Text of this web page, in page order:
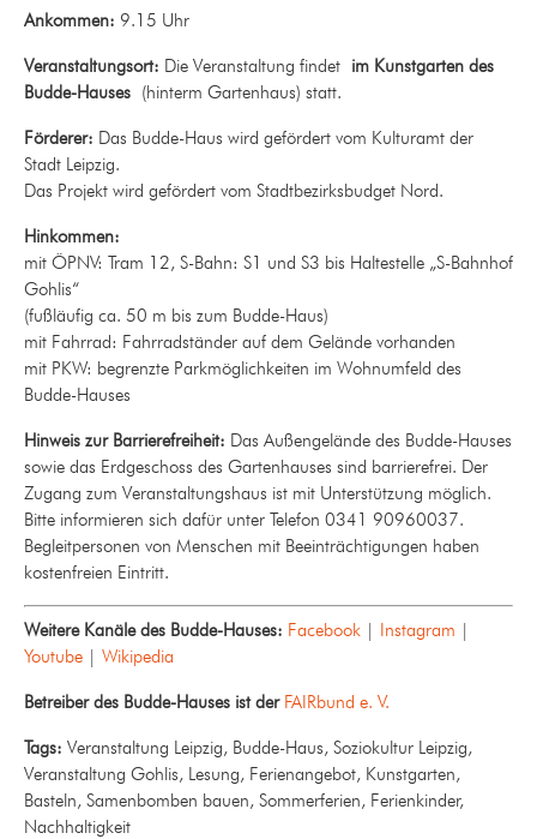
Ankommen: 9.15 Uhr
Veranstaltungsort: Die Veranstaltung findet im Kunstgarten des
Budde-Hauses (hinterm Gartenhaus) statt.
Förderer: Das Budde-Haus wird gefördert vom Kulturamt der
Stadt Leipzig.
Das Projekt wird gefördert vom Stadtbezirksbudget Nord.
Hinkommen:
mit ÖPNV: Tram 12, S-Bahn: S1 und S3 bis Haltestelle „S-Bahnhof
Gohlis“
(fußläufig ca. 50 m bis zum Budde-Haus)
mit Fahrrad: Fahrradständer auf dem Gelände vorhanden
mit PKW: begrenzte Parkmöglichkeiten im Wohnumfeld des
Budde-Hauses
Hinweis zur Barrierefreiheit: Das Außengelände des Budde-Hauses
sowie das Erdgeschoss des Gartenhauses sind barrierefrei. Der
Zugang zum Veranstaltungshaus ist mit Unterstützung möglich.
Bitte informieren sich dafür unter Telefon 0341 90960037.
Begleitpersonen von Menschen mit Beeinträchtigungen haben
kostenfreien Eintritt.
Weitere Kanäle des Budde-Hauses: Facebook | Instagram |
Youtube | Wikipedia
Betreiber des Budde-Hauses ist der FAIRbund e. V.
Tags: Veranstaltung Leipzig, Budde-Haus, Soziokultur Leipzig,
Veranstaltung Gohlis, Lesung, Ferienangebot, Kunstgarten,
Basteln, Samenbomben bauen, Sommerferien, Ferienkinder,
Nachhaltigkeit